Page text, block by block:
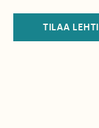
TILAA LEHTI